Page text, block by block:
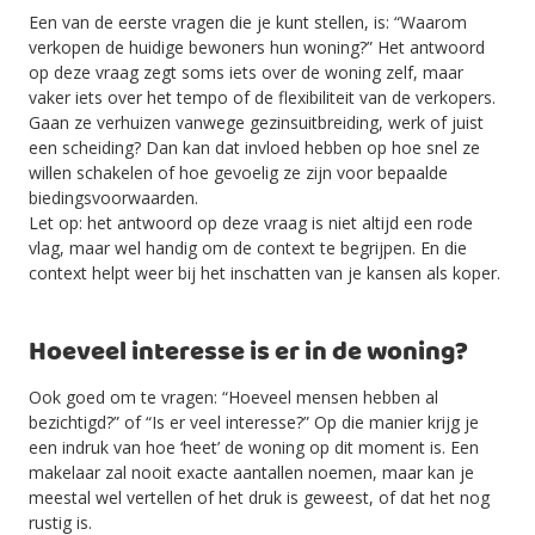
Een van de eerste vragen die je kunt stellen, is: “Waarom
verkopen de huidige bewoners hun woning?” Het antwoord
op deze vraag zegt soms iets over de woning zelf, maar
vaker iets over het tempo of de flexibiliteit van de verkopers.
Gaan ze verhuizen vanwege gezinsuitbreiding, werk of juist
een scheiding? Dan kan dat invloed hebben op hoe snel ze
willen schakelen of hoe gevoelig ze zijn voor bepaalde
biedingsvoorwaarden.
Let op: het antwoord op deze vraag is niet altijd een rode
vlag, maar wel handig om de context te begrijpen. En die
context helpt weer bij het inschatten van je kansen als koper.
Hoeveel interesse is er in de woning?
Ook goed om te vragen: “Hoeveel mensen hebben al
bezichtigd?” of “Is er veel interesse?” Op die manier krijg je
een indruk van hoe ‘heet’ de woning op dit moment is. Een
makelaar zal nooit exacte aantallen noemen, maar kan je
meestal wel vertellen of het druk is geweest, of dat het nog
rustig is.